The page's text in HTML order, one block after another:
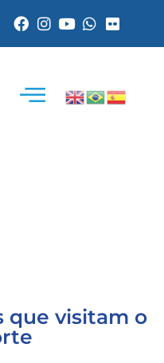
que visitam o